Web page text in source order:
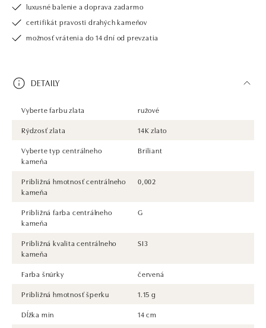
luxusné balenie a doprava zadarmo
certifikát pravosti drahých kameňov
možnosť vrátenia do 14 dní od prevzatia
DETAILY
Vyberte farbu zlata
ružové
Rýdzosť zlata
14K zlato
Vyberte typ centrálneho
kameňa
Briliant
Približná hmotnosť centrálneho
kameňa
0,002
Približná farba centrálneho
kameňa
G
Približná kvalita centrálneho
kameňa
SI3
Farba šnúrky
červená
Približná hmotnosť šperku
1.15 g
Dĺžka min
14 cm